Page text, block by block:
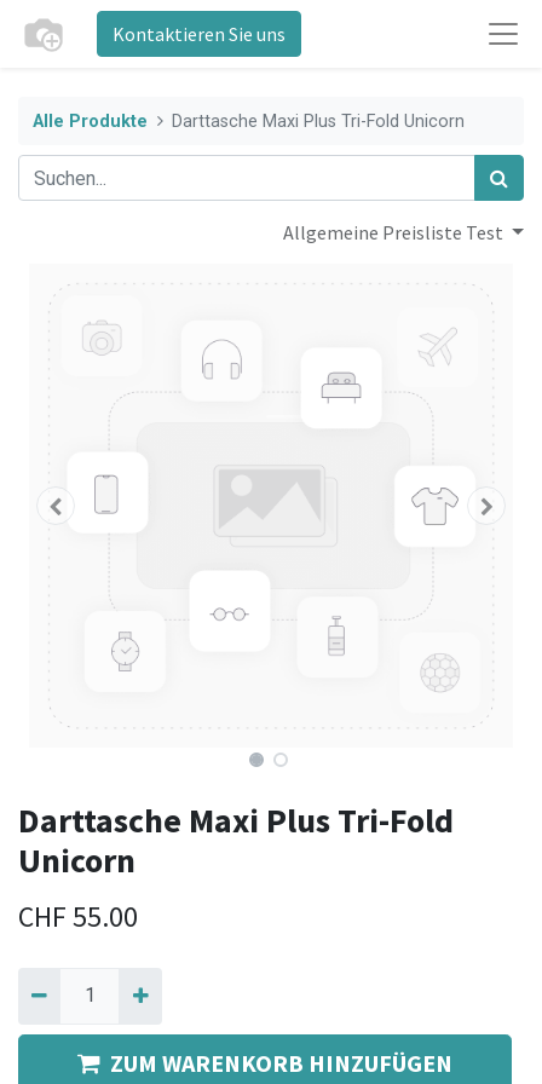
Kontaktieren Sie uns
Alle Produkte Darttasche Maxi Plus Tri-Fold Unicorn
Allgemeine Preisliste Test
Darttasche Maxi Plus Tri-Fold
Unicorn
CHF 55.00
ZUM WARENKORB HINZUFÜGEN